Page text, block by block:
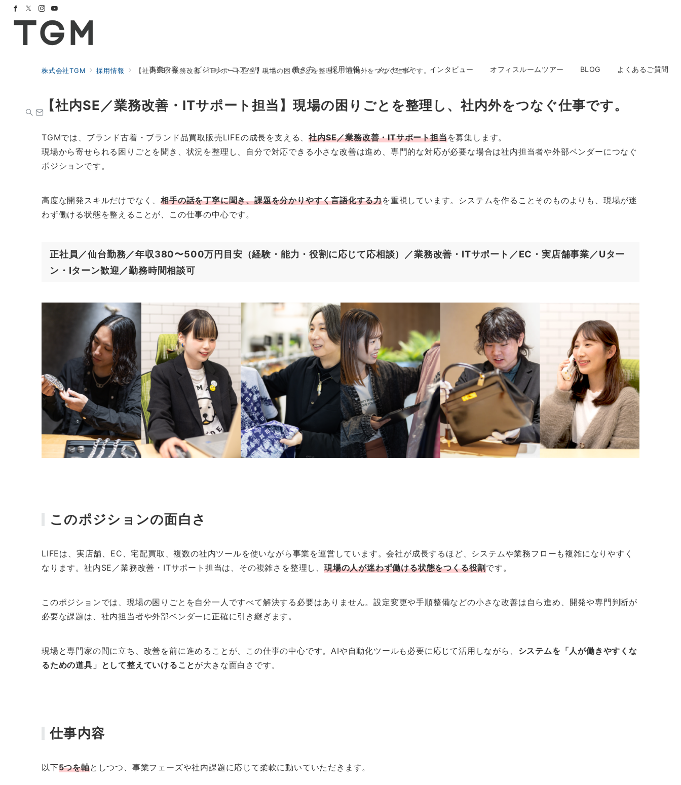
事業内容 ビジョン・コアバリュー 働き方 採用情報 メッセージ インタビュー オフィスルームツアー BLOG よくあるご質問
株式会社TGM 採用情報 【社内SE／業務改善・ITサポート担当】現場の困りごとを整理し、社内外をつなぐ仕事です。
【社内SE／業務改善・ITサポート担当】現場の困りごとを整理し、社内外をつなぐ仕事です。
TGMでは、ブランド古着・ブランド品買取販売LIFEの成長を支える、社内SE／業務改善・ITサポート担当を募集します。
現場から寄せられる困りごとを聞き、状況を整理し、自分で対応できる小さな改善は進め、専門的な対応が必要な場合は社内担当者や外部ベンダーにつなぐ
ポジションです。
高度な開発スキルだけでなく、相手の話を丁寧に聞き、課題を分かりやすく言語化する力を重視しています。システムを作ることそのものよりも、現場が迷
わず働ける状態を整えることが、この仕事の中心です。
正社員／仙台勤務／年収380〜500万円目安（経験・能力・役割に応じて応相談）／業務改善・ITサポート／EC・実店舗事業／Uター
ン・Iターン歓迎／勤務時間相談可
このポジションの面白さ
LIFEは、実店舗、EC、宅配買取、複数の社内ツールを使いながら事業を運営しています。会社が成長するほど、システムや業務フローも複雑になりやすく
なります。社内SE／業務改善・ITサポート担当は、その複雑さを整理し、 現場の人が迷わず働ける状態をつくる役割です。
このポジションでは、現場の困りごとを自分一人ですべて解決する必要はありません。設定変更や手順整備などの小さな改善は自ら進め、開発や専門判断が
必要な課題は、社内担当者や外部ベンダーに正確に引き継ぎます。
現場と専門家の間に立ち、改善を前に進めることが、この仕事の中心です。AIや自動化ツールも必要に応じて活用しながら、 システムを「人が働きやすくな
るための道具」として整えていけることが大きな面白さです。
仕事内容
以下5つを軸としつつ、事業フェーズや社内課題に応じて柔軟に動いていただきます。